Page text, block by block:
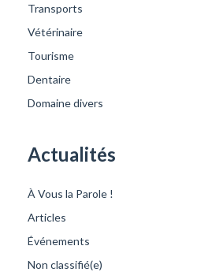
Transports
Vétérinaire
Tourisme
Dentaire
Domaine divers
Actualités
À Vous la Parole !
Articles
Événements
Non classifié(e)